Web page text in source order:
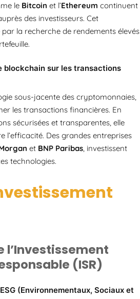
le Bitcoin et l’Ethereum continuent
des investisseurs. Cet
la recherche de rendements élevés
blockchain sur les transactions
sous-jacente des cryptomonnaies,
les transactions financières. En
sécurisées et transparentes, elle
l’efficacité. Des grandes entreprises
et BNP Paribas, investissent
technologies.
l’Investissement
(ISR)
(Environnementaux, Sociaux et